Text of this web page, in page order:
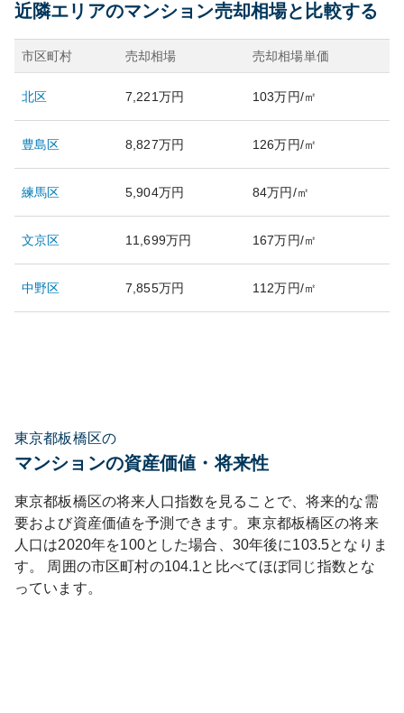
近隣エリアのマンション売却相場と比較する
市区町村 売却相場 売却相場単価
北区 7,221万円 103万円/㎡
豊島区 8,827万円 126万円/㎡
練馬区 5,904万円 84万円/㎡
文京区 11,699万円 167万円/㎡
中野区 7,855万円 112万円/㎡
東京都板橋区の
マンションの資産価値・将来性
東京都板橋区の将来人口指数を見ることで、将来的な需
要および資産価値を予測できます。東京都板橋区の将来
人口は2020年を100とした場合、30年後に103.5となりま
す。
周囲の市区町村の104.1と比べてほぼ同じ指数とな
っています。